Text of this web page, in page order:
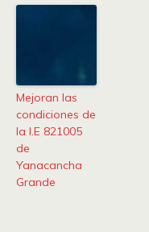
Mejoran las
condiciones de
la I.E 821005
de
Yanacancha
Grande